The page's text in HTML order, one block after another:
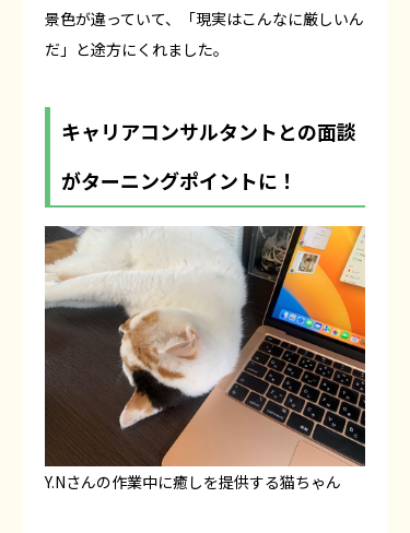
景色が違っていて、「現実はこんなに厳しいん
だ」と途方にくれました。
キャリアコンサルタントとの面談
がターニングポイントに！
Y.Nさんの作業中に癒しを提供する猫ちゃん